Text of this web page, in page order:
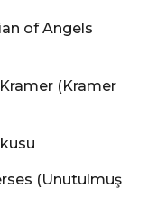
of Angels
(Kramer
(Unutulmuş